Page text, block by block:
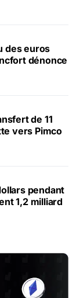
des euros
dénonce
de 11
vers Pimco
pendant
1,2 milliard